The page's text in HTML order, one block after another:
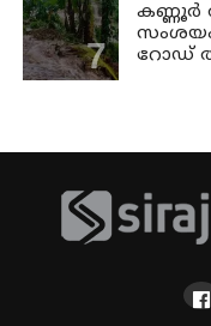
കണ്ണൂര്‍
റോഡ്